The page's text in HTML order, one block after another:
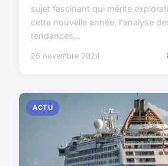
sujet fascinant qui mérite
cette nouvelle année, l'analyse
tendances...
26 novembre 2024
ACTU